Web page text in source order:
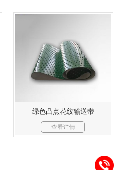
绿色凸点花纹输送带
查看详情